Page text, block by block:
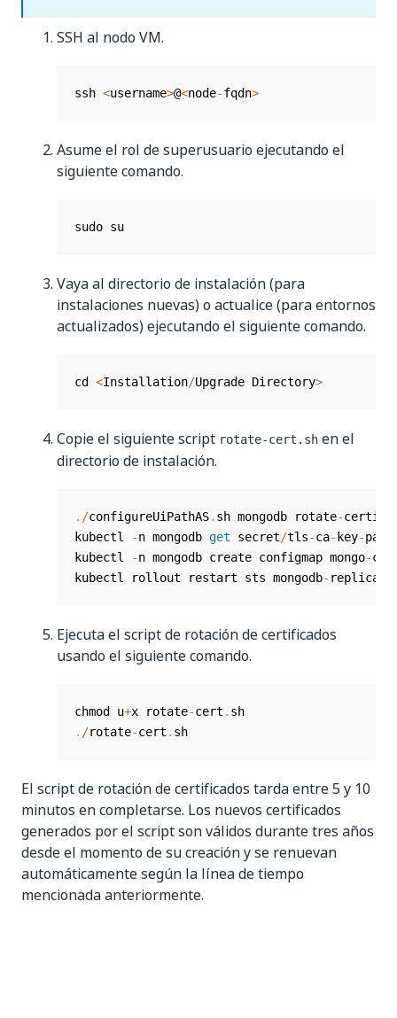
SSH al nodo VM.
ssh <username>@<node-fqdn>
Asume el rol de superusuario ejecutando el
siguiente comando.
sudo su
Vaya al directorio de instalación (para
instalaciones nuevas) o actualice (para entornos
actualizados) ejecutando el siguiente comando.
cd <Installation/Upgrade Directory>
Copie el siguiente script rotate-cert.sh en el
directorio de instalación.
. /configureUiPathAS. sh mongodb rotate-
kubectl
-n mongodb get secret/tls-ca- key-
kubectl
-n mongodb create configmap mongo-ca
kubectl rollout restart sts mongodb- replica
Ejecuta el script de rotación de certificados
usando el siguiente comando.
chmod u+x rotate-cert .
. /rotate-cert . sh
El script de rotación de certificados tarda entre 5 y 10
minutos en completarse. Los nuevos certificados
generados por el script son válidos durante tres años
desde el momento de su creación y se renuevan
automáticamente según la línea de tiempo
mencionada anteriormente.